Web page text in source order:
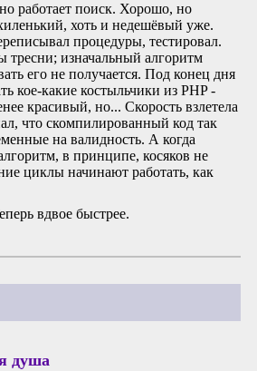
работает поиск. Хорошо, но
хоть и недешёвый уже.
процедуры, тестировал.
тресни; изначальный алгоритм
его не получается. Под конец дня
кое-какие костыльчики из PHP -
красивый, но... Скорость взлетела
что скомпилированный код так
на валидность. А когда
в принципе, косяков не
циклы начинают работать, как
вдвое быстрее.
душа